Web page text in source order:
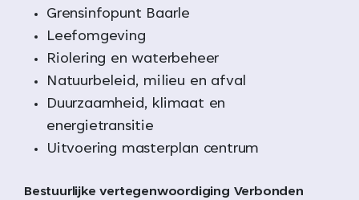
Grensinfopunt Baarle
Leefomgeving
Riolering en waterbeheer
Natuurbeleid, milieu en afval
Duurzaamheid, klimaat en
energietransitie
Uitvoering masterplan centrum
Bestuurlijke vertegenwoordiging Verbonden